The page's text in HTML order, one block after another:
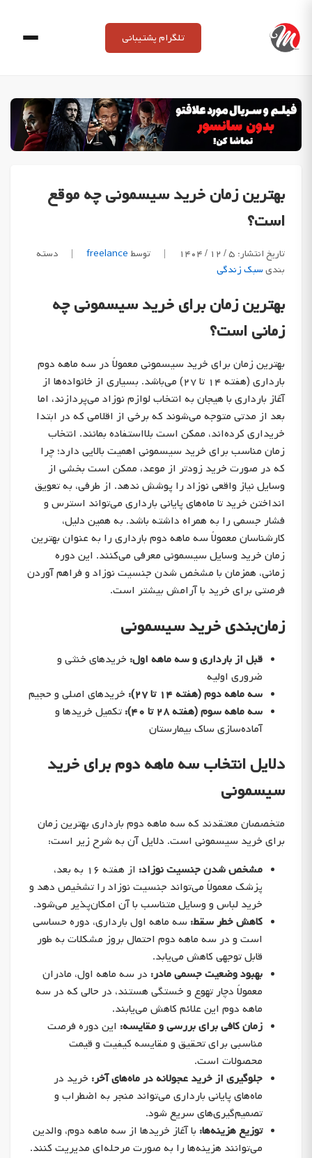
content
تلگرام پشتیبانی
بهترین زمان خرید سیسمونی چه موقع
است؟
تاریخ انتشار: ۵ / ۱۲ / ۱۴۰۴ | توسط freelance
|
دسته
بندیسبک زندگی
بهترین زمان برای خرید سیسمونی چه
زمانی است؟
بهترین زمان برای خرید سیسمونی معمولاً در سه ماهه دوم
بارداری (هفته ۱۴ تا ۲۷) می‌باشد. بسیاری از خانواده‌ها از
آغاز بارداری با هیجان به انتخاب لوازم نوزاد می‌پردازند، اما
بعد از مدتی متوجه می‌شوند که برخی از اقلامی که در ابتدا
خریداری کرده‌اند، ممکن است بلااستفاده بمانند. انتخاب
زمان مناسب برای خرید سیسمونی اهمیت بالایی دارد؛ چرا
که در صورت خرید زودتر از موعد، ممکن است بخشی از
وسایل نیاز واقعی نوزاد را پوشش ندهد. از طرفی، به تعویق
انداختن خرید تا ماه‌های پایانی بارداری می‌تواند استرس و
فشار جسمی را به همراه داشته باشد. به همین دلیل،
کارشناسان معمولاً سه ماهه دوم بارداری را به عنوان بهترین
زمان خرید وسایل سیسمونی معرفی می‌کنند. این دوره
زمانی، همزمان با مشخص شدن جنسیت نوزاد و فراهم آوردن
فرصتی برای خرید با آرامش بیشتر است.
زمان‌بندی خرید سیسمونی
قبل از بارداری و سه ماهه اول: خریدهای خنثی و
ضروری اولیه
سه ماهه دوم (هفته ۱۴ تا ۲۷):
خریدهای اصلی و حجیم
سه ماهه سوم (هفته ۲۸ تا ۴۰):
تکمیل خریدها و
آماده‌سازی ساک بیمارستان
دلایل انتخاب سه ماهه دوم برای خرید
سیسمونی
متخصصان معتقدند که سه ماهه دوم بارداری بهترین زمان
برای خرید سیسمونی است. دلایل آن به شرح زیر است:
مشخص شدن جنسیت نوزاد:
از هفته ۱۶ به بعد،
پزشک معمولاً می‌تواند جنسیت نوزاد را تشخیص دهد و
خرید لباس و وسایل متناسب با آن امکان‌پذیر می‌شود.
کاهش خطر سقط: سه ماهه اول بارداری، دوره حساسی
است و در سه ماهه دوم احتمال بروز مشکلات به طور
قابل توجهی کاهش می‌یابد.
بهبود وضعیت جسمی مادر: در سه ماهه اول، مادران
معمولاً دچار تهوع و خستگی هستند، در حالی که در سه
ماهه دوم این علائم کاهش می‌یابند.
زمان کافی برای بررسی و مقایسه: این دوره فرصت
مناسبی برای تحقیق و مقایسه کیفیت و قیمت
محصولات است.
جلوگیری از خرید عجولانه در ماه‌های آخر: خرید در
ماه‌های پایانی بارداری می‌تواند منجر به اضطراب و
تصمیم‌گیری‌های سریع شود.
توزیع هزینه‌ها: با آغاز خریدها از سه ماهه دوم، والدین
می‌توانند هزینه‌ها را به صورت مرحله‌ای مدیریت کنند.